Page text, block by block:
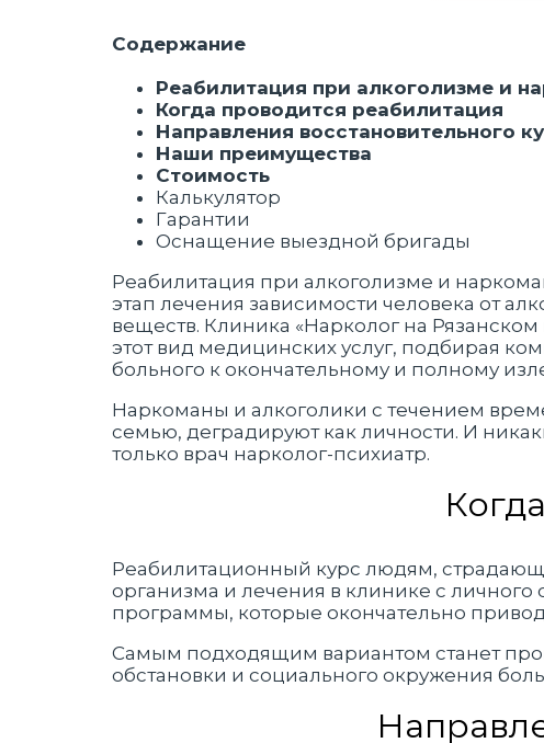
Содержание
Реабилитация при алкоголизме и
Когда проводится реабилитация
Направления восстановительного
Наши преимущества
Стоимость
Калькулятор
Гарантии
Оснащение выездной бригады
Реабилитация при алкоголизме и
этап лечения зависимости человека от
веществ. Клиника «Нарколог на Рязанском
этот вид медицинских услуг, подбирая
больного к окончательному и полному
Наркоманы и алкоголики с течением
семью, деградируют как личности. И
только врач нарколог-психиатр.
Реабилитационный курс людям,
организма и лечения в клинике с
программы, которые окончательно
Самым подходящим вариантом станет
обстановки и социального окружения